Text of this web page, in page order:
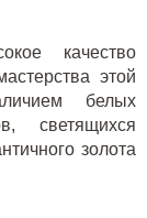
качество
этой
белых
светящихся
золота